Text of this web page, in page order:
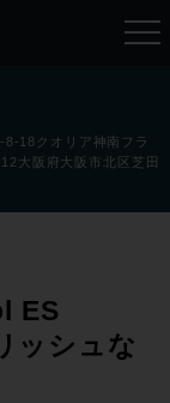
18クオリア神南フラ
大阪府大阪市北区芝田
ES
ッシュな